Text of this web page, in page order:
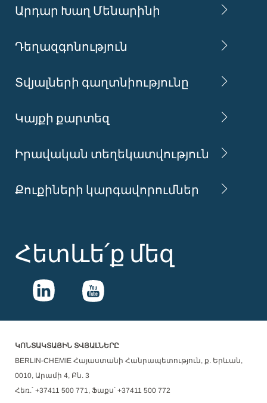
Արդար Խաղ Մենարինի
Դեղազգոնություն
Տվյալների գաղտնիությունը
Կայքի քարտեզ
Իրավական տեղեկատվություն
Քուքիների կարգավորումներ
Հետևե՛ք մեզ
ԿՈՆՏԱԿՏԱՅԻՆ ՏՎՅԱԼՆԵՐԸ
BERLIN-CHEMIE Հայաստանի Հանրապետություն, ք. Երևան,
0010, Արամի 4, Բն. 3
Հեռ.՝ +37411 500 771, Ֆաքս՝ +37411 500 772